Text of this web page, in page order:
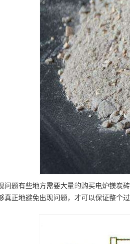
问题有些地方需要大量的购买电炉镁炭
真正地避免出现问题，才可以保证整个